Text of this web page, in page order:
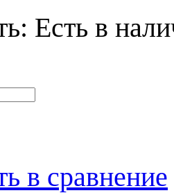
Есть в
в сравнение